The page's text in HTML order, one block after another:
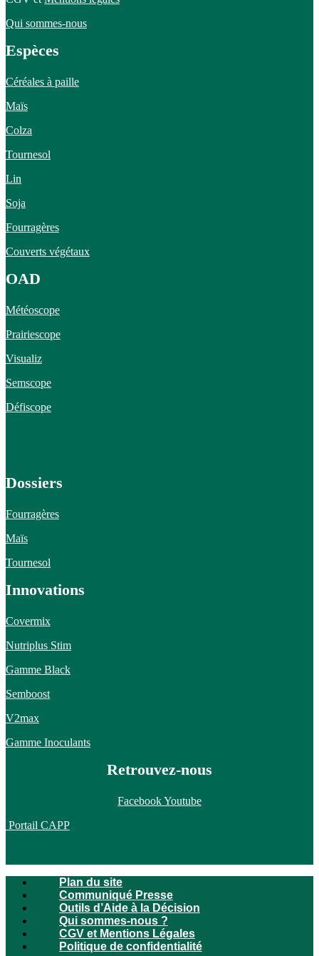
Qui sommes-nous
Espèces
Céréales à paille
Maïs
Colza
Tournesol
Lin
Soja
Fourragères
Couverts végétaux
OAD
Météoscope
Prairiescope
Visualiz
Semscope
Défiscope
Dossiers
Fourragères
Maïs
Tournesol
Innovations
Covermix
Nutriplus Stim
Gamme Black
Semboost
V2max
Gamme Inoculants
Retrouvez-nous
FacebookYoutube
Portail CAPP
Plan du site
Communiqué Presse
Outils d’Aide à la Décision
Qui sommes-nous ?
CGV et Mentions Légales
Politique de confidentialité